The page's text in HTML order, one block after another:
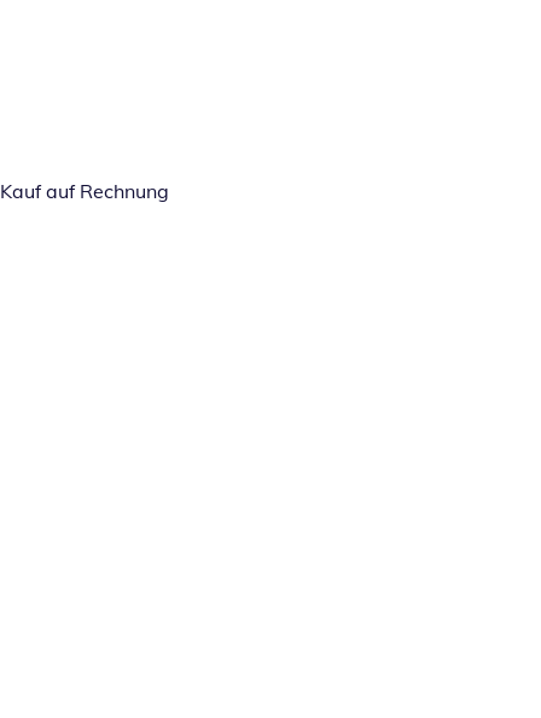
Kauf auf Rechnung